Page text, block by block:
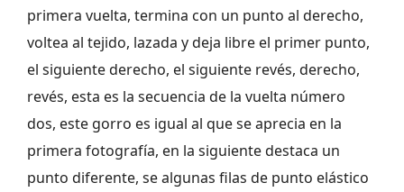
primera vuelta, termina con un punto al derecho,
voltea al tejido, lazada y deja libre el primer punto,
el siguiente derecho, el siguiente revés, derecho,
revés, esta es la secuencia de la vuelta número
dos, este gorro es igual al que se aprecia en la
primera fotografía, en la siguiente destaca un
punto diferente, se algunas filas de punto elástico